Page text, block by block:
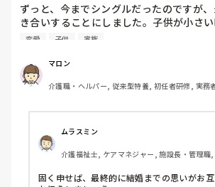
ずっと、今までシングルだったのですが
き合いすることにしました。子供が小さ
くなるから親にやめとくように言われま
たぐらいでした。私は付き合っていいの
付き合っていませんでしたが、だんだん、
係、あやふやなのが嫌でした。はっきり
に聞いたらお互いに好きやったとか気に
き合うのは自分自身やからいいんかなっ
ただ、まだ、親に付き合ってることは言え
言うたほうがいいでしょうか。
恋愛 子供 家族
マロン
介護職・ヘルパー, 従来型特養, 初任者研修, 実務
ムラスミン
介護福祉士, ケアマネジャー, 施設長・管理職,
固く申せば、最終的に結婚までの思いがお